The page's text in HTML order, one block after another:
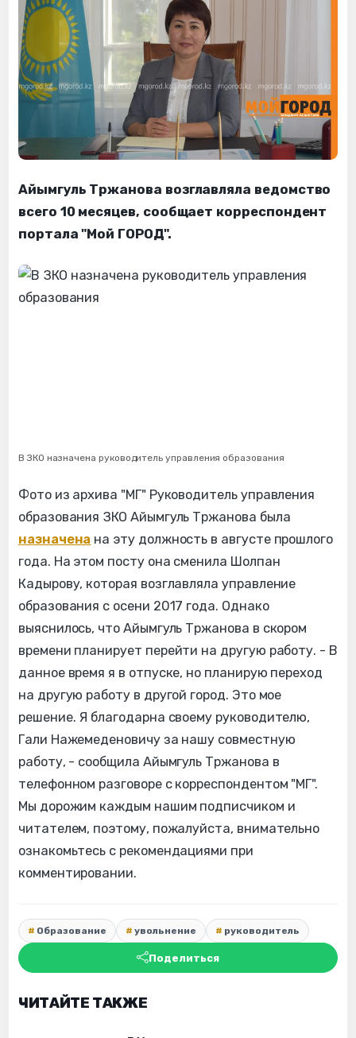
Айымгуль Тржанова возглавляла ведомство
всего 10 месяцев, сообщает корреспондент
портала "Мой ГОРОД".
В ЗКО назначена руководитель управления образования
Фото из архива "МГ" Руководитель управления
образования ЗКО Айымгуль Тржанова была
назначена на эту должность в августе прошлого
года. На этом посту она сменила Шолпан
Кадырову, которая возглавляла управление
образования с осени 2017 года. Однако
выяснилось, что Айымгуль Тржанова в скором
времени планирует перейти на другую работу. - В
данное время я в отпуске, но планирую переход
на другую работу в другой город. Это мое
решение. Я благодарна своему руководителю,
Гали Нажемеденовичу за нашу совместную
работу, - сообщила Айымгуль Тржанова в
телефонном разговоре с корреспондентом "МГ".
Мы дорожим каждым нашим подписчиком и
читателем, поэтому, пожалуйста, внимательно
ознакомьтесь с рекомендациями при
комментировании.
Образование увольнение руководитель
Поделиться
ЧИТАЙТЕ ТАКЖЕ